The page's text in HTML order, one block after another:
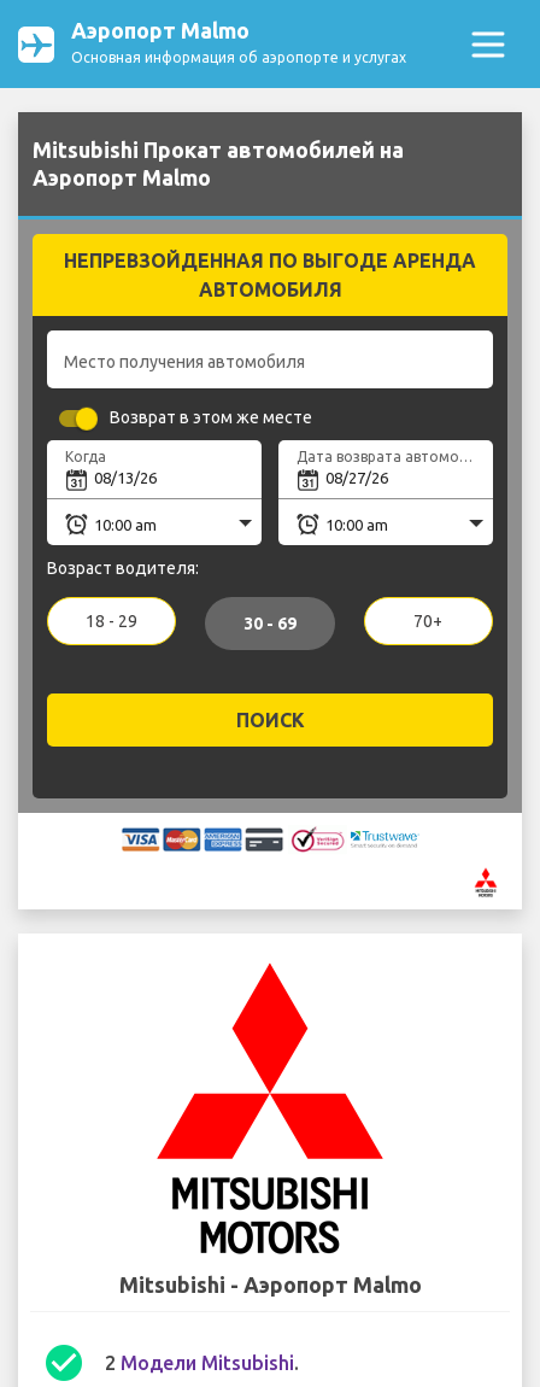
Аэропорт Malmo
Основная информация об аэропорте и услугах
Mitsubishi Прокат автомобилей на
Аэропорт Malmo
НЕПРЕВЗОЙДЕННАЯ ПО ВЫГОДЕ АРЕНДА
АВТОМОБИЛЯ
Место получения автомобиля
Возврат в этом же месте
Когда Дата возврата автомобиля
Возраст водителя:
18 - 29 30 - 69 70+
ПОИСК
Mitsubishi - Аэропорт Malmo
check_circle 2 Модели Mitsubishi.